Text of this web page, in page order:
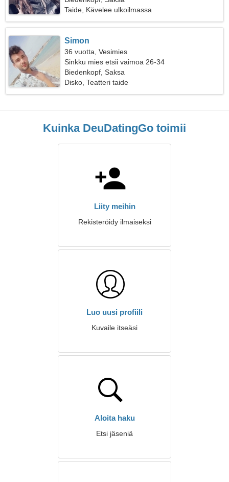
Taide, Kävelee ulkoilmassa
Simon
36 vuotta, Vesimies
Sinkku mies etsii vaimoa 26-34
Biedenkopf, Saksa
Disko, Teatteri taide
Kuinka DeuDatingGo toimii
Liity meihin
Rekisteröidy ilmaiseksi
Luo uusi profiili
Kuvaile itseäsi
Aloita haku
Etsi jäseniä